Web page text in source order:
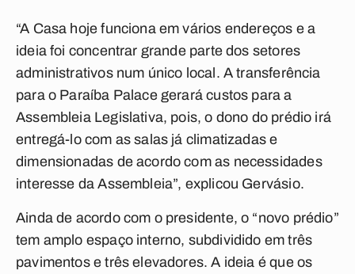
“A Casa hoje funciona em vários endereços e a
ideia foi concentrar grande parte dos setores
administrativos num único local. A transferência
para o Paraíba Palace gerará custos para a
Assembleia Legislativa, pois, o dono do prédio irá
entregá-lo com as salas já climatizadas e
dimensionadas de acordo com as necessidades
interesse da Assembleia”, explicou Gervásio.
Ainda de acordo com o presidente, o “novo prédio”
tem amplo espaço interno, subdividido em três
pavimentos e três elevadores. A ideia é que os